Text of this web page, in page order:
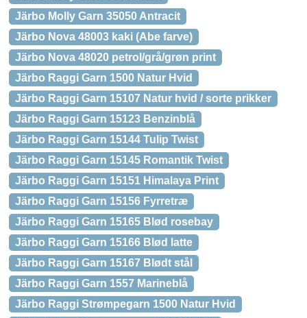
Järbo Molly Garn 35050 Antracit
Järbo Nova 48003 kaki (Abe farve)
Järbo Nova 48020 petrol/grå/grøn print
Järbo Raggi Garn 1500 Natur Hvid
Järbo Raggi Garn 15107 Natur hvid / sorte prikker
Järbo Raggi Garn 15123 Benzinblå
Järbo Raggi Garn 15144 Tulip Twist
Järbo Raggi Garn 15145 Romantik Twist
Järbo Raggi Garn 15151 Himalaya Print
Järbo Raggi Garn 15156 Fyrretræ
Järbo Raggi Garn 15165 Blød rosebay
Järbo Raggi Garn 15166 Blød latte
Järbo Raggi Garn 15167 Blødt stål
Järbo Raggi Garn 1557 Marineblå
Järbo Raggi Strømpegarn 1500 Natur Hvid